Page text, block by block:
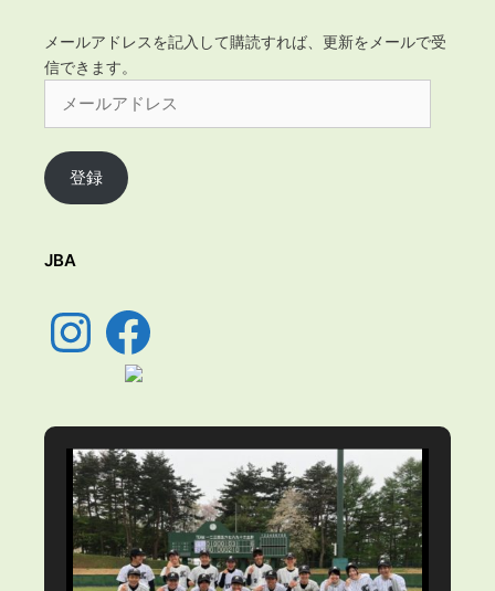
メールアドレスを記入して購読すれば、更新をメールで受
信できます。
ア
ド
登録
JBA
InstagramFacebook